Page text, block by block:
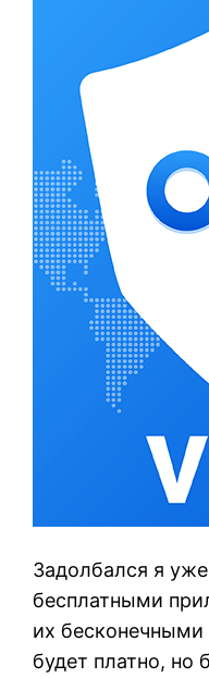
Задолбался я
бесплатными
их
будет платно, но